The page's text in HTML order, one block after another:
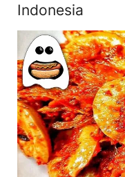
Indonesia